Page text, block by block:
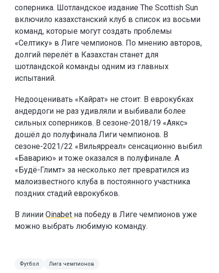
соперника. Шотландское издание The Scottish Sun
включило казахстанский клуб в список из восьми
команд, которые могут создать проблемы
«Селтику» в Лиге чемпионов. По мнению авторов,
долгий перелёт в Казахстан станет для
шотландской команды одним из главных
испытаний.
Недооценивать «Кайрат» не стоит. В еврокубках
андердоги не раз удивляли и выбивали более
сильных соперников. В сезоне-2018/19 «Аякс»
дошёл до полуфинала Лиги чемпионов. В
сезоне-2021/22 «Вильярреал» сенсационно выбил
«Баварию» и тоже оказался в полуфинале. А
«Будё-Глимт» за несколько лет превратился из
малоизвестного клуба в постоянного участника
поздних стадий еврокубков.
В линии Oinabet на победу в Лиге чемпионов уже
можно выбрать любимую команду.
Футбол Лига чемпионов